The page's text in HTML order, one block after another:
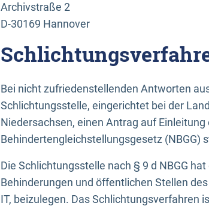
Archivstraße 2
D-30169 Hannover
Bei nicht zufriedenstellenden Antworten
Schlichtungsstelle, eingerichtet bei der
Niedersachsen, einen Antrag auf
Behindertengleichstellungsgesetz (NBGG)
Die Schlichtungsstelle nach § 9 d NBGG
Behinderungen und öffentlichen Stellen
IT, beizulegen. Das Schlichtungsverfahren